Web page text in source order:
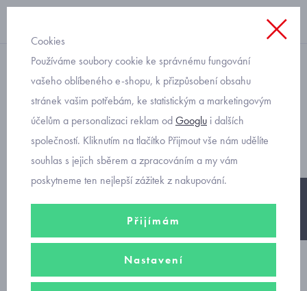
krátký rukáv
chlapecká košile letní
Mayoral 3136 modrá
Cookies
Používáme soubory cookie ke správnému fungování
vašeho oblíbeného e-shopu, k přizpůsobení obsahu
stránek vašim potřebám, ke statistickým a marketingovým
účelům a personalizaci reklam odGooglu i dalších
společností. Kliknutím na tlačítko Přijmout vše nám udělíte
souhlas s jejich sběrem a zpracováním a my vám
poskytneme ten nejlepší zážitek z nakupování.
Přijímám
Nastavení